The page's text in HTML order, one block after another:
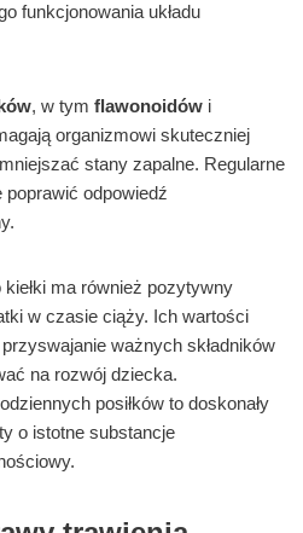
funkcjonowania układu
, w tym flawonoidów i
organizmowi skuteczniej
stany zapalne. Regularne
poprawić odpowiedź
ma również pozytywny
w czasie ciąży. Ich wartości
ważnych składników
na rozwój dziecka.
posiłków to doskonały
o istotne substancje